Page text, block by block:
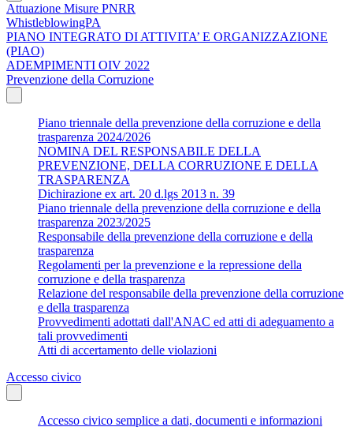
Attuazione Misure PNRR
WhistleblowingPA
PIANO INTEGRATO DI ATTIVITA’ E ORGANIZZAZIONE
(PIAO)
ADEMPIMENTI OIV 2022
Prevenzione della Corruzione
Piano triennale della prevenzione della corruzione e della
trasparenza 2024/2026
NOMINA DEL RESPONSABILE DELLA
PREVENZIONE, DELLA CORRUZIONE E DELLA
TRASPARENZA
Dichirazione ex art. 20 d.lgs 2013 n. 39
Piano triennale della prevenzione della corruzione e della
trasparenza 2023/2025
Responsabile della prevenzione della corruzione e della
trasparenza
Regolamenti per la prevenzione e la repressione della
corruzione e della trasparenza
Relazione del responsabile della prevenzione della corruzione
e della trasparenza
Provvedimenti adottati dall'ANAC ed atti di adeguamento a
tali provvedimenti
Atti di accertamento delle violazioni
Accesso civico
Accesso civico semplice a dati, documenti e informazioni